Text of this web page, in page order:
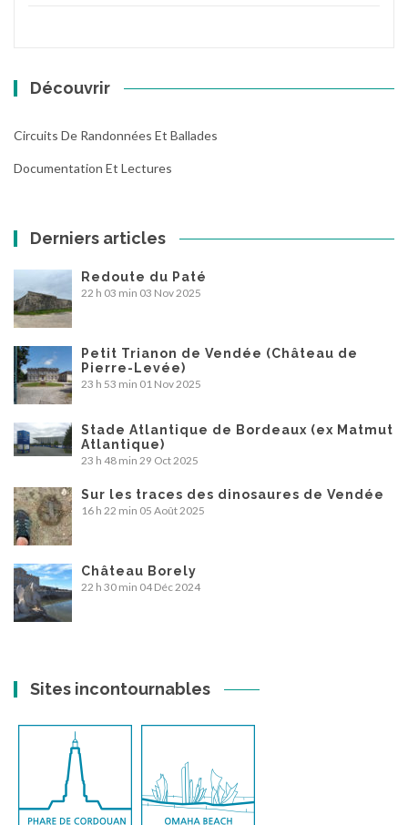
Découvrir
Circuits De Randonnées Et Ballades
Documentation Et Lectures
Derniers articles
Redoute du Paté
22 h 03 min 03 Nov 2025
Petit Trianon de Vendée (Château de
Pierre-Levée)
23 h 53 min 01 Nov 2025
Stade Atlantique de Bordeaux (ex Matmut
Atlantique)
23 h 48 min 29 Oct 2025
Sur les traces des dinosaures de Vendée
16 h 22 min 05 Août 2025
Château Borely
22 h 30 min 04 Déc 2024
Sites incontournables